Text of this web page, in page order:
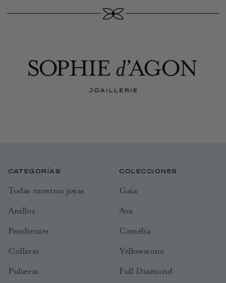
CATEGORÍAS
Todas nuestras joyas
Anillos
Pendientes
Collares
Pulseras
COLECCIONES
Gaia
Ava
Camélia
Yellowstone
Full Diamond